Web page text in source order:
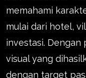
memahami
mulai dari hotel,
investasi.
visual yang
dengan target